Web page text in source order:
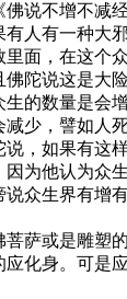
说不增不减经
人有一种大
面，在这个
陀说这是大
的数量是会
少，譬如人
，如果有这
为他认为众
众生界有增
萨或是雕塑
化身。可是